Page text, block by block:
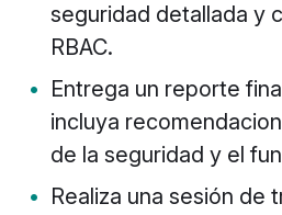
seguridad detallada y
RBAC.
Entrega un reporte
incluya
de la seguridad y el
Realiza una sesión de